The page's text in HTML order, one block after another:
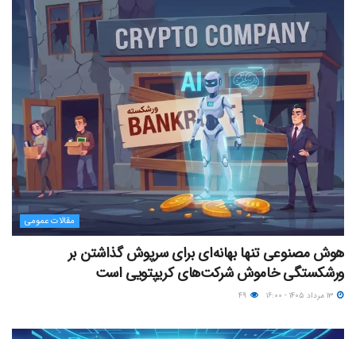
مقالات عمومی
هوش مصنوعی تنها بهانه‌ای برای سرپوش گذاشتن بر
ورشکستگی خاموش شرکت‌های کریپتویی است